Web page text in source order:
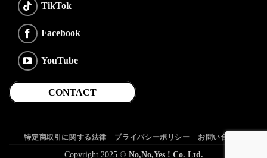
TikTok
Facebook
YouTube
CONTACT
特定商取引に関する法律 プライバシーポリシー お問い合わせ
Copyright 2025 © No,No,Yes ! Co. Ltd.